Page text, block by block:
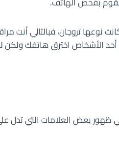
تروجان، فبالتالي أنت
أحد الأشخاص اخترق هاتفك ولكن
ظهور بعض العلامات التي تدل